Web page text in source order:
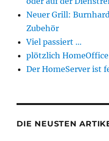
Neuer Grill:
Zubehör
Viel passiert …
plötzlich
Der HomeServer ist
DIE NEUSTEN